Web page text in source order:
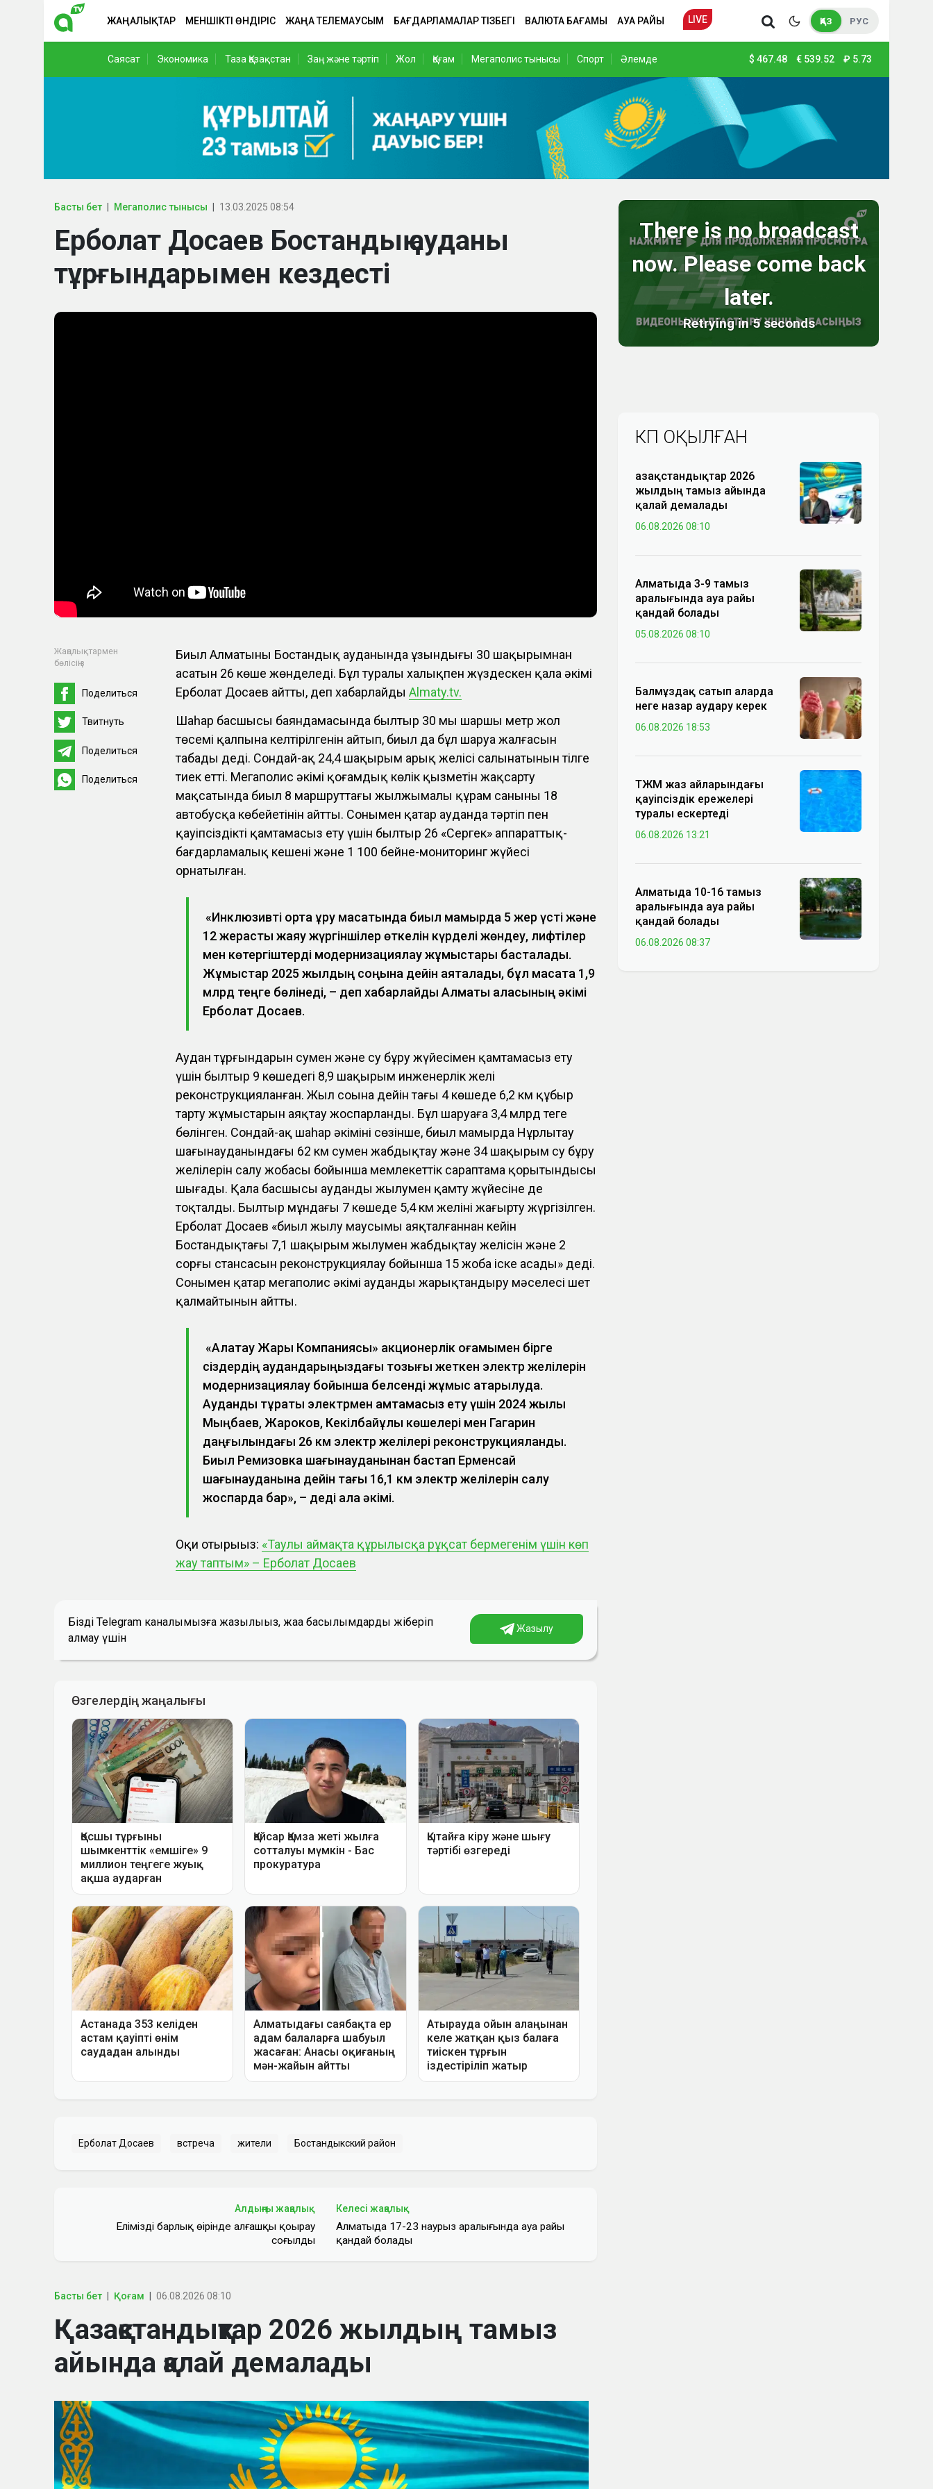
ЖАҢАЛЫҚТАР МЕНШІКТІ ӨНДІРІС ЖАҢА ТЕЛЕМАУСЫМ БАҒДАРЛАМАЛАР ТІЗБЕГІ ВАЛЮТА БАҒАМЫ АУА РАЙЫ LIVE ҚАЗ РУС
Саясат Экономика Таза Қазақстан Заң және тәртіп Жол Қоғам Мегаполис тынысы Спорт Әлемде $ 467.48 € 539.52 ₽ 5.73
Басты бет Мегаполис тынысы 13.03.2025 08:54
Ерболат Досаев Бостандық ауданы
тұрғындарымен кездесті
Жаңалықтармен
бөлісіңіз
Поделиться
Твитнуть
Поделиться
Поделиться
Биыл Алматының Бостандық ауданында ұзындығы 30 шақырымнан
асатын 26 көше жөнделеді. Бұл туралы халықпен жүздескен қала әкімі
Ерболат Досаев айтты, деп хабарлайдыAlmaty.tv.
Шаһар басшысы баяндамасында былтыр 30 мың шаршы метр жол
төсемі қалпына келтірілгенін айтып, биыл да бұл шаруа жалғасын
табады деді. Сондай-ақ 24,4 шақырым арық желісі салынатынын тілге
тиек етті. Мегаполис әкімі қоғамдық көлік қызметін жақсарту
мақсатында биыл 8 маршруттағы жылжымалы құрам санының 18
автобусқа көбейетінін айтты. Сонымен қатар ауданда тәртіп пен
қауіпсіздікті қамтамасыз ету үшін былтыр 26 «Сергек» аппараттық-
бағдарламалық кешені және 1 100 бейне-мониторинг жүйесі
орнатылған.
«Инклюзивті орта құру мақсатында биыл мамырда 5 жер үсті және
12 жерасты жаяу жүргіншілер өткелін күрделі жөндеу, лифтілер
мен көтергіштерді модернизациялау жұмыстары басталады.
Жұмыстар 2025 жылдың соңына дейін аяқталады, бұл мақсатқа 1,9
млрд теңге бөлінеді, – деп хабарлайды Алматы қаласының әкімі
Ерболат Досаев.
Аудан тұрғындарын сумен және су бұру жүйесімен қамтамасыз ету
үшін былтыр 9 көшедегі 8,9 шақырым инженерлік желі
реконструкцияланған. Жыл соңына дейін тағы 4 көшеде 6,2 км құбыр
тарту жұмыстарын аяқтау жоспарланды. Бұл шаруаға 3,4 млрд теңге
бөлінген. Сондай-ақ шаһар әкімінің сөзінше, биыл мамырда Нұрлытау
шағынауданындағы 62 км сумен жабдықтау және 34 шақырым су бұру
желілерін салу жобасы бойынша мемлекеттік сараптама қорытындысы
шығады. Қала басшысы ауданды жылумен қамту жүйесіне де
тоқталды. Былтыр мұндағы 7 көшеде 5,4 км желіні жаңғырту жүргізілген.
Ерболат Досаев «биыл жылу маусымы аяқталғаннан кейін
Бостандықтағы 7,1 шақырым жылумен жабдықтау желісін және 2
сорғы стансасын реконструкциялау бойынша 15 жоба іске асады» деді.
Сонымен қатар мегаполис әкімі ауданды жарықтандыру мәселесі шет
қалмайтынын айтты.
«Алатау Жарық Компаниясы» акционерлік қоғамымен бірге
сіздердің аудандарыңыздағы тозығы жеткен электр желілерін
модернизациялау бойынша белсенді жұмыс атқарылуда.
Ауданды тұрақты электрмен қамтамасыз ету үшін 2024 жылы
Мыңбаев, Жароков, Кекілбайұлы көшелері мен Гагарин
даңғылындағы 26 км электр желілері реконструкцияланды.
Биыл Ремизовка шағынауданынан бастап Ерменсай
шағынауданына дейін тағы 16,1 км электр желілерін салу
жоспарда бар», – деді қала әкімі.
Оқи отырыңыз: «Таулы аймақта құрылысқа рұқсат бермегенім үшін көп
жау таптым» – Ерболат Досаев
Біздің Telegram каналымызға жазылыңыз, жаңа басылымдарды жіберіп
алмау үшін
Жазылу
Ерболат Досаев встреча жители Бостандыкский район
Алдыңғы жаңалық
Еліміздің барлық өңірінде алғашқы қоңырау
соғылды
Келесі жаңалық
Алматыда 17-23 наурыз аралығында ауа райы
қандай болады
Басты бет Қоғам 06.08.2026 08:10
Қазақстандықтар 2026 жылдың тамыз
айында қалай демалады
КӨП ОҚЫЛҒАН
Қазақстандықтар 2026
жылдың тамыз айында
қалай демалады
06.08.2026 08:10
Алматыда 3-9 тамыз
аралығында ауа райы
қандай болады
05.08.2026 08:10
Балмұздақ сатып аларда
неге назар аудару керек
06.08.2026 18:53
ТЖМ жаз айларындағы
қауіпсіздік ережелері
туралы ескертеді
06.08.2026 13:21
Алматыда 10-16 тамыз
аралығында ауа райы
қандай болады
06.08.2026 08:37